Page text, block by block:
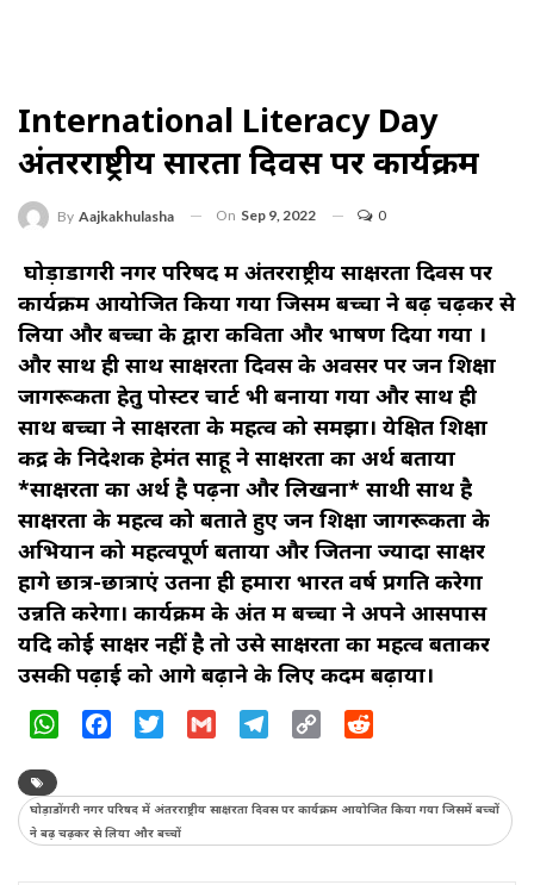
International Literacy Day
अंतरराष्ट्रीय साक्षरता दिवस पर कार्यक्रम
By Aajkakhulasha On Sep 9, 2022 0
घोड़ाडोंगरी नगर परिषद में अंतरराष्ट्रीय साक्षरता दिवस पर
कार्यक्रम आयोजित किया गया जिसमें बच्चों ने बढ़ चढ़कर से
लिया और बच्चों के द्वारा कविता और भाषण दिया गया ।
और साथ ही साथ साक्षरता दिवस के अवसर पर जन शिक्षा
जागरूकता हेतु पोस्टर चार्ट भी बनाया गया और साथ ही
साथ बच्चों ने साक्षरता के महत्व को समझा। येक्षित शिक्षा
केंद्र के निदेशक हेमंत साहू ने साक्षरता का अर्थ बताया
*साक्षरता का अर्थ है पढ़ना और लिखना* साथी साथ है
साक्षरता के महत्व को बताते हुए जन शिक्षा जागरूकता के
अभियान को महत्वपूर्ण बताया और जितना ज्यादा साक्षर
होंगे छात्र-छात्राएं उतना ही हमारा भारत वर्ष प्रगति करेगा
उन्नति करेगा। कार्यक्रम के अंत में बच्चों ने अपने आसपास
यदि कोई साक्षर नहीं है तो उसे साक्षरता का महत्व बताकर
उसकी पढ़ाई को आगे बढ़ाने के लिए कदम बढ़ाया।
WhatsAppFacebookTwitter Gmail Telegram
Copy
घोड़ाडोंगरी नगर परिषद में अंतरराष्ट्रीय साक्षरता दिवस पर कार्यक्रम आयोजित किया गया जिसमें बच्चों
ने बढ़ चढ़कर से लिया और बच्चों